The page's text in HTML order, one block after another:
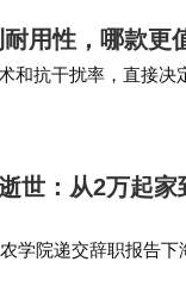
用性，哪款更
和抗干扰率，直接
性能不得低于标准
世：从2万起
学院递交辞职报告